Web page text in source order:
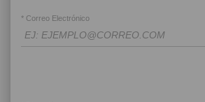
* Correo Electrónico